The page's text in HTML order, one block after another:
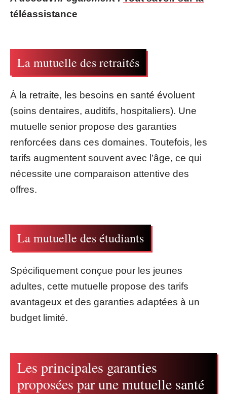
téléassistance
La mutuelle des retraités
À la retraite, les besoins en santé évoluent
(soins dentaires, auditifs, hospitaliers). Une
mutuelle senior propose des garanties
renforcées dans ces domaines. Toutefois, les
tarifs augmentent souvent avec l’âge, ce qui
nécessite une comparaison attentive des
offres.
La mutuelle des étudiants
Spécifiquement conçue pour les jeunes
adultes, cette mutuelle propose des tarifs
avantageux et des garanties adaptées à un
budget limité.
Les principales garanties
proposées par une mutuelle santé